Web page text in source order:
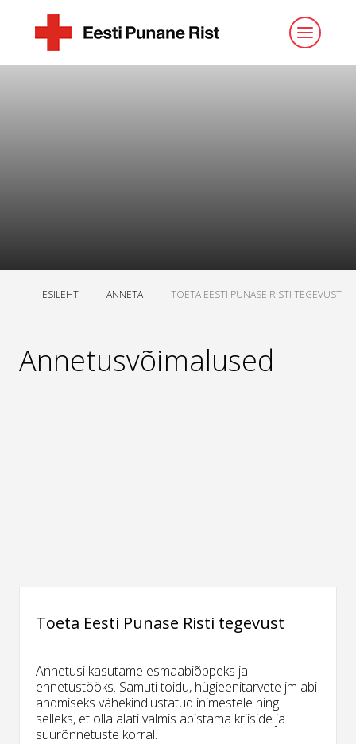
ESILEHT ANNETA TOETA EESTI PUNASE RISTI TEGEVUST
Annetusvõimalused
Toeta Eesti Punase Risti tegevust
Annetusi kasutame esmaabiõppeks ja
ennetustööks. Samuti toidu, hügieenitarvete jm abi
andmiseks vähekindlustatud inimestele ning
selleks, et olla alati valmis abistama kriiside ja
suurõnnetuste korral.